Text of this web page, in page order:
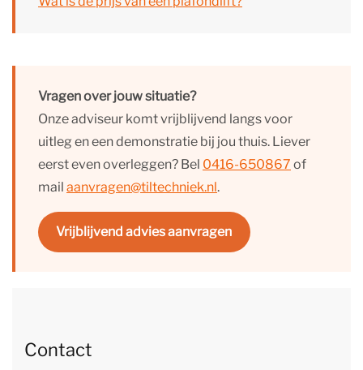
Vragen over jouw situatie?
Onze adviseur komt vrijblijvend langs voor
uitleg en een demonstratie bij jou thuis. Liever
eerst even overleggen? Bel 0416-650867 of
mail aanvragen@tiltechniek.nl.
Vrijblijvend advies aanvragen
Contact